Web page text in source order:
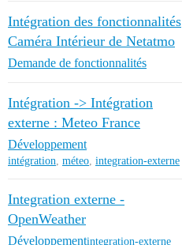
Intégration des fonctionnalités
Caméra Intérieur de Netatmo
Demande de fonctionnalités
Intégration -> Intégration
externe : Meteo France
Développement
intégration, méteo, integration-externe
Integration externe -
OpenWeather
Développementintegration-externe